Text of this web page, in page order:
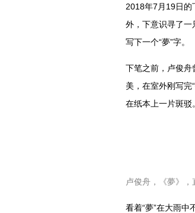
2018年7月19日的
外，下意识寻了一
写下一个“夢”字。
下笔之前，卢俊舟
美，在室外刚写完
在纸本上一片斑驳。
卢俊舟，《夢》，
看着“夢”在大雨中